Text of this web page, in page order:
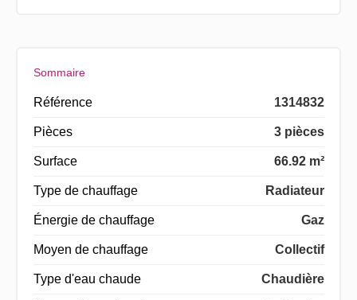
Sommaire
Référence 1314832
Pièces 3 pièces
Surface 66.92 m²
Type de chauffage Radiateur
Énergie de chauffage Gaz
Moyen de chauffage Collectif
Type d'eau chaude Chaudière